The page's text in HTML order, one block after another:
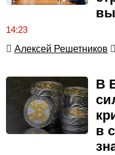
14:23
Алексей Решетников
В
в